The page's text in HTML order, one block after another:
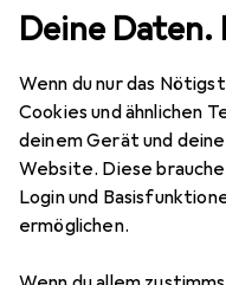
Deine Daten.
Wenn du nur das
Cookies und ähnlichen
deinem Gerät und
Website. Diese
Login und
ermöglichen.
Data +
MENGENRABATT
StarTechPS/2
EUR
7,72